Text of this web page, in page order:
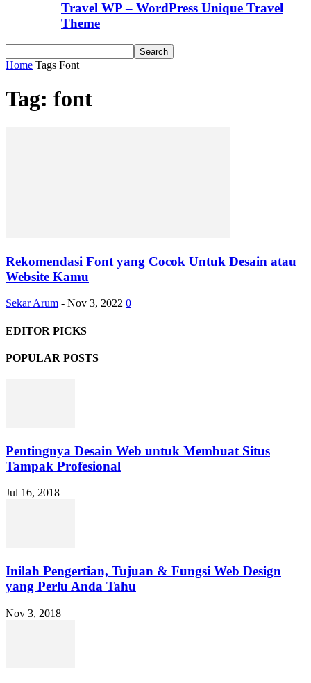
Travel WP – WordPress Unique Travel
Theme
Home Tags Font
Tag: font
Rekomendasi Font yang Cocok Untuk Desain atau
Website Kamu
Sekar Arum - Nov 3, 2022 0
EDITOR PICKS
POPULAR POSTS
Pentingnya Desain Web untuk Membuat Situs
Tampak Profesional
Jul 16, 2018
Inilah Pengertian, Tujuan & Fungsi Web Design
yang Perlu Anda Tahu
Nov 3, 2018